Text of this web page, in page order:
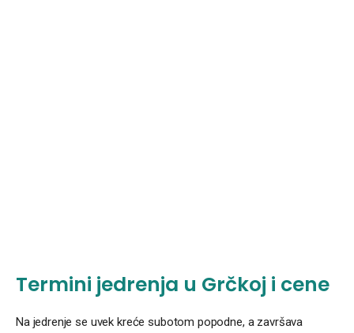
Termini jedrenja u Grčkoj i cene
Na jedrenje se uvek kreće subotom popodne, a završava